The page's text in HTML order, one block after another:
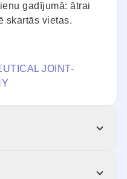
gadījumā: ātrai
skartās vietas.
JOINT-